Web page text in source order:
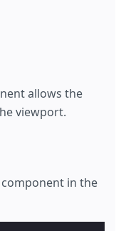
allows the
viewport.
in the